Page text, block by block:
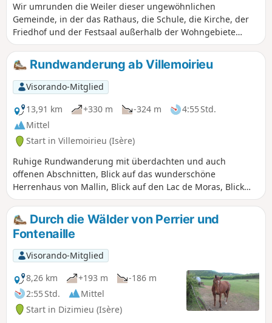
Wir umrunden die Weiler dieser ungewöhnlichen
Gemeinde, in der das Rathaus, die Schule, die Kirche, der
Friedhof und der Festsaal außerhalb der Wohngebiete
liegen. Wir entdecken einige Schlösser, einen Brotbackofen
und Panoramablicke auf die Ebene des Ain.
Rundwanderung ab Villemoirieu
Visorando-Mitglied
13,91 km
+330 m -324 m
4:55 Std.
Mittel
Start in Villemoirieu (Isère)
Ruhige Rundwanderung mit überdachten und auch
offenen Abschnitten, Blick auf das wunderschöne
Herrenhaus von Mallin, Blick auf den Lac de Moras, Blick
auf die Alpen, Durchquerung von Weilern mit alten
Steinhäusern, in einer Höhle versteckte Quelle.
Durch die Wälder von Perrier und
Fontenaille
Visorando-Mitglied
8,26 km
+193 m
-186 m
2:55 Std.
Mittel
Start in Dizimieu (Isère)